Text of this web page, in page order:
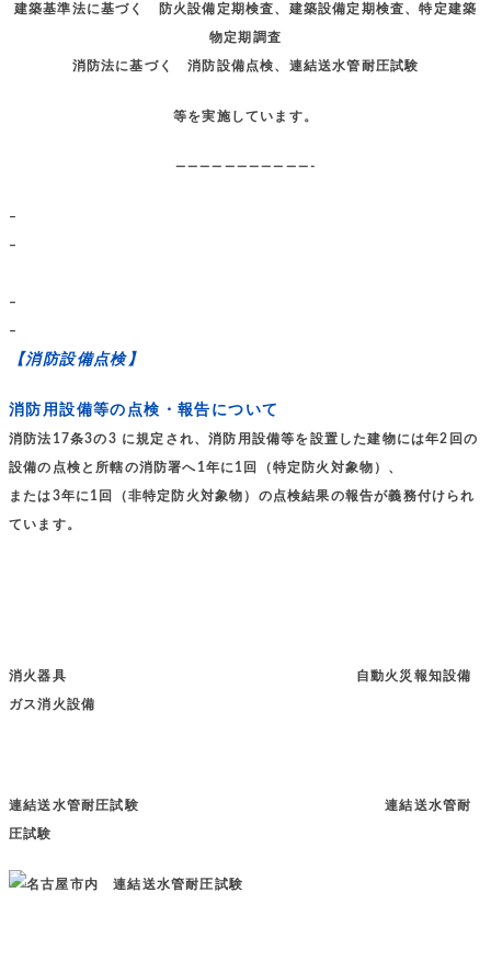
建築基準法に基づく 防火設備定期検査、建築設備定期検査、特定建築
物定期調査
消防法に基づく 消防設備点検、連結送水管耐圧試験
等を実施しています。
———————————-
–
–
–
–
【消防設備点検】
消防用設備等の点検・報告について
消防法17条3の3 に規定され、消防用設備等を設置した建物には年2回の
設備の点検と所轄の消防署へ1年に1回（特定防火対象物）、
または3年に1回（非特定防火対象物）の点検結果の報告が義務付けられ
ています。
消火器具 自動火災報知設備
ガス消火設備
連結送水管耐圧試験 連結送水管耐
圧試験